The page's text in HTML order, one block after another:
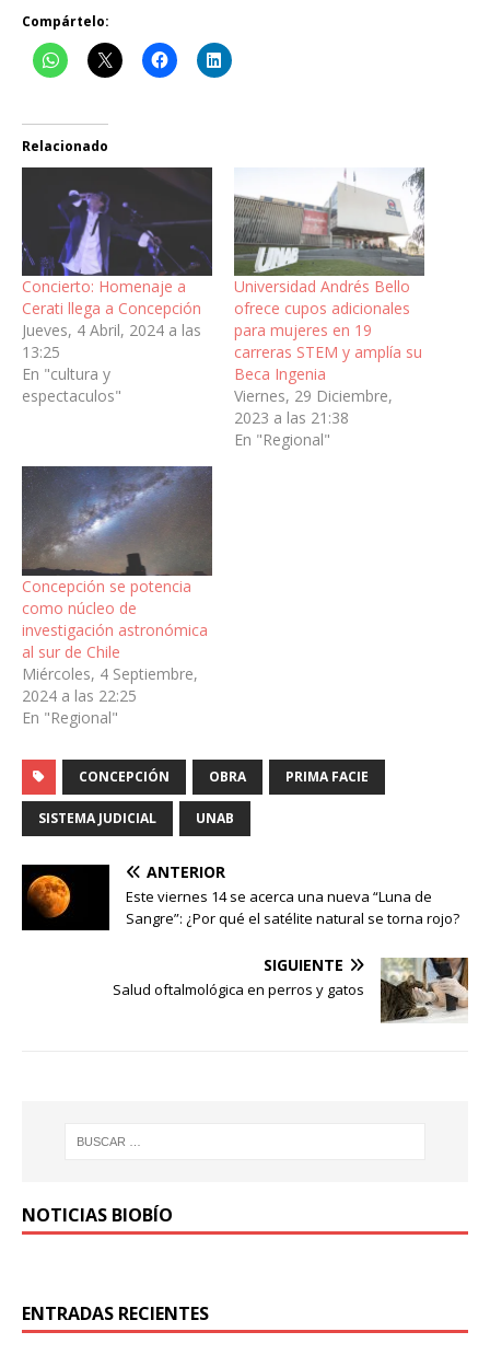
Compártelo:
Relacionado
Concierto: Homenaje a
Cerati llega a Concepción
Jueves, 4 Abril, 2024 a las
13:25
En "cultura y
espectaculos"
Universidad Andrés Bello
ofrece cupos adicionales
para mujeres en 19
carreras STEM y amplía su
Beca Ingenia
Viernes, 29 Diciembre,
2023 a las 21:38
En "Regional"
Concepción se potencia
como núcleo de
investigación astronómica
al sur de Chile
Miércoles, 4 Septiembre,
2024 a las 22:25
En "Regional"
CONCEPCIÓN OBRA PRIMA FACIE
SISTEMA JUDICIAL UNAB
ANTERIOR
Este viernes 14 se acerca una nueva “Luna de
Sangre”: ¿Por qué el satélite natural se torna rojo?
SIGUIENTE
Salud oftalmológica en perros y gatos
NOTICIAS BIOBÍO
ENTRADAS RECIENTES